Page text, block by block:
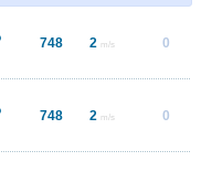
748 2 m/s 0
748 2 m/s 0